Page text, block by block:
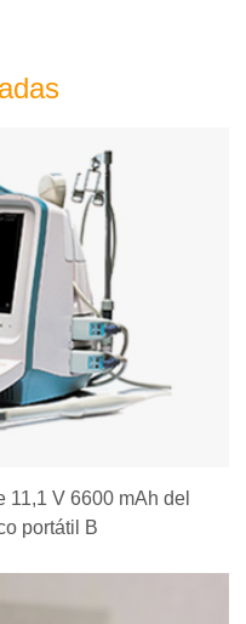
11,1 V 6600 mAh del
portátil B